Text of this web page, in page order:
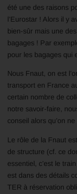
été une des raisons
l’Eurostar ! Alors il y
bien-sûr mais une
bagages ! Par
pour les bagages qui
Nous Fnaut, on est
transport en France
certain nombre de
notre savoir-faire,
conseil alors qu’on
Le rôle de la Fnaut
de structure (cf. ce
essentiel, c’est le
est dans des détails
TER à réservation